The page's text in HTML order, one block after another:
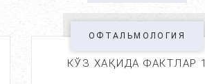
ОФТАЛЬМОЛОГИЯ
КЎЗ ХАҚИДА ФАКТЛАР 1